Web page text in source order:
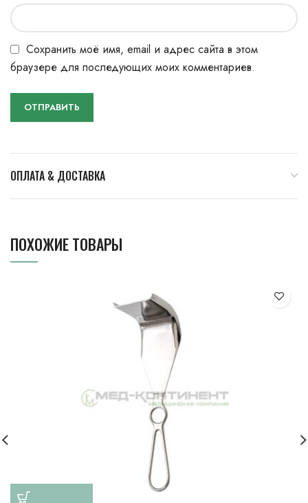
Сохранить моё имя, email и адрес сайта в этом
браузере для последующих моих комментариев.
ОПЛАТА & ДОСТАВКА
ПОХОЖИЕ ТОВАРЫ